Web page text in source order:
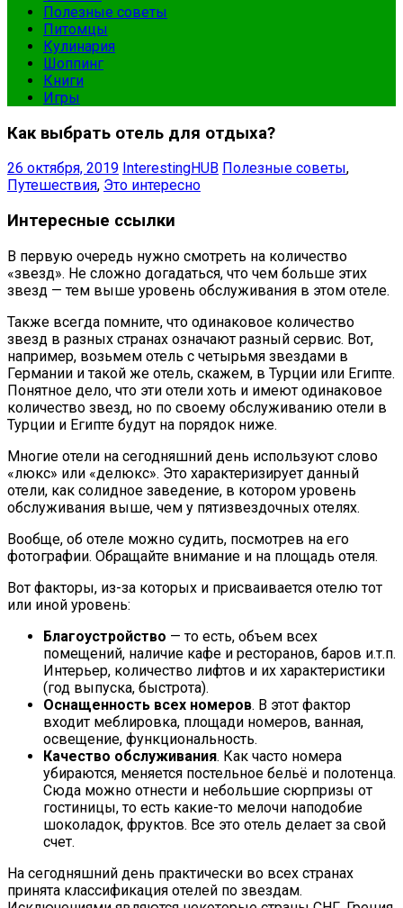
Полезные советы
Питомцы
Кулинария
Шоппинг
Книги
Игры
Как выбрать отель для отдыха?
26 октября, 2019 InterestingHUB Полезные советы,
Путешествия, Это интересно
Интересные ссылки
В первую очередь нужно смотреть на количество
«звезд». Не сложно догадаться, что чем больше этих
звезд — тем выше уровень обслуживания в этом отеле.
Также всегда помните, что одинаковое количество
звезд в разных странах означают разный сервис. Вот,
например, возьмем отель с четырьмя звездами в
Германии и такой же отель, скажем, в Турции или Египте.
Понятное дело, что эти отели хоть и имеют одинаковое
количество звезд, но по своему обслуживанию отели в
Турции и Египте будут на порядок ниже.
Многие отели на сегодняшний день используют слово
«люкс» или «делюкс». Это характеризирует данный
отели, как солидное заведение, в котором уровень
обслуживания выше, чем у пятизвездочных отелях.
Вообще, об отеле можно судить, посмотрев на его
фотографии. Обращайте внимание и на площадь отеля.
Вот факторы, из-за которых и присваивается отелю тот
или иной уровень:
Благоустройство — то есть, объем всех
помещений, наличие кафе и ресторанов, баров и.т.п.
Интерьер, количество лифтов и их характеристики
(год выпуска, быстрота).
Оснащенность всех номеров. В этот фактор
входит меблировка, площади номеров, ванная,
освещение, функциональность.
Качество обслуживания. Как часто номера
убираются, меняется постельное бельё и полотенца.
Сюда можно отнести и небольшие сюрпризы от
гостиницы, то есть какие-то мелочи наподобие
шоколадок, фруктов. Все это отель делает за свой
счет.
На сегодняшний день практически во всех странах
принята классификация отелей по звездам.